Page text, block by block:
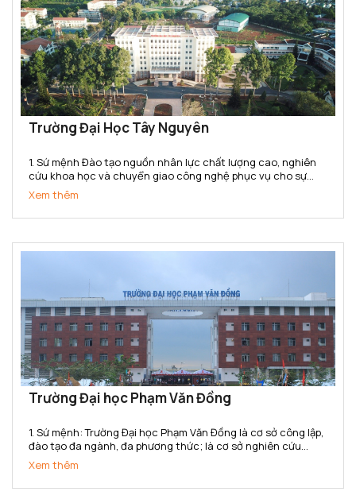
Trường Đại Học Tây Nguyên
1. Sứ mệnh Đào tạo nguồn nhân lực chất lượng cao, nghiên
cứu khoa học và chuyển giao công nghệ phục vụ cho sự
nghiệp phát triển kinh tế - xã hội. Bảo tồn và phát huy các
giá trị văn hoá của dân tộc. 2. Tầm nhìn Đến năm...
Xem thêm
Trường Đại học Phạm Văn Đồng
1. Sứ mệnh: Trường Đại học Phạm Văn Đồng là cơ sở công lập,
đào tạo đa ngành, đa phương thức; là cơ sở nghiên cứu
khoa học, ứng dụng và chuyển giao công nghệ; cung cấp
nguồn nhân lực có chất lượng, đáp ứng nhu cầu phát triển...
Xem thêm